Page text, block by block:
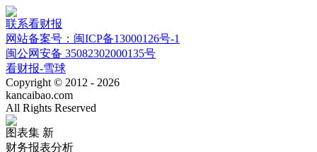
联系看财报
网站备案号：闽ICP备13000126号-1
闽公网安备 35082302000135号
看财报-雪球
Copyright © 2012 - 2026
kancaibao.com
All Rights Reserved
图表集 新
财务报表分析